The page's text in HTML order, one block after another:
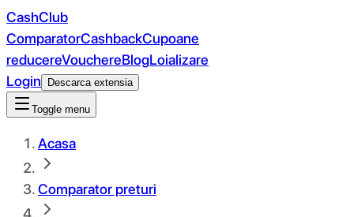
CashClub
ComparatorCashbackCupoane
reducereVouchereBlogLoializare
Login
Descarca extensia
Toggle menu
Acasa
Comparator preturi